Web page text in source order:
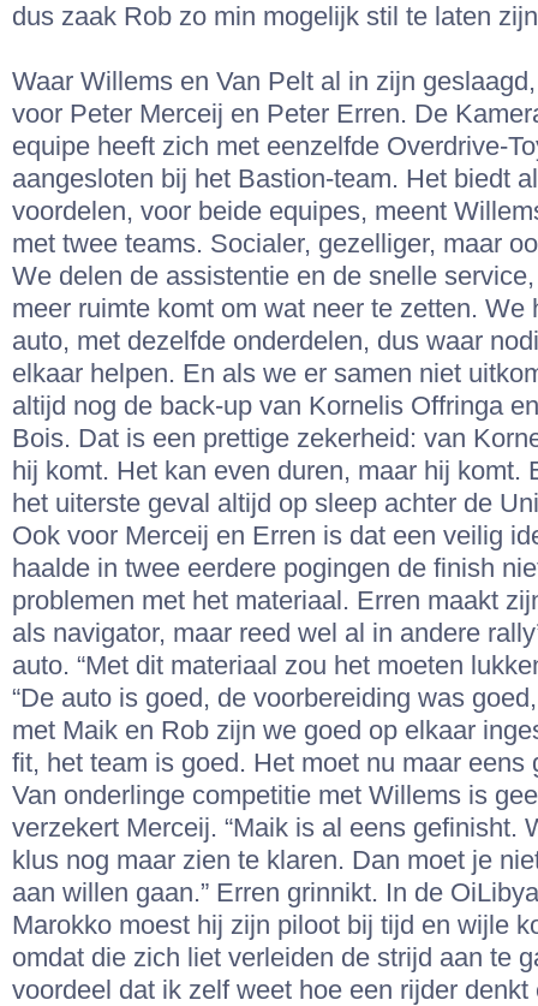
dus zaak Rob zo min mogelijk stil te laten
Waar Willems en Van Pelt al in zijn
voor Peter Merceij en Peter Erren. De
equipe heeft zich met eenzelfde Overdrive-
aangesloten bij het Bastion-team. Het biedt
voordelen, voor beide equipes, meent
met twee teams. Socialer, gezelliger, maar
We delen de assistentie en de snelle
meer ruimte komt om wat neer te zetten. We
auto, met dezelfde onderdelen, dus waar
elkaar helpen. En als we er samen niet
altijd nog de back-up van Kornelis Offringa
Bois. Dat is een prettige zekerheid: van
hij komt. Het kan even duren, maar hij komt.
het uiterste geval altijd op sleep achter de
Ook voor Merceij en Erren is dat een veilig
haalde in twee eerdere pogingen de finish
problemen met het materiaal. Erren maakt
als navigator, maar reed wel al in andere
auto. “Met dit materiaal zou het moeten
“De auto is goed, de voorbereiding was
met Maik en Rob zijn we goed op elkaar
fit, het team is goed. Het moet nu maar eens
Van onderlinge competitie met Willems is
verzekert Merceij. “Maik is al eens gefinisht.
klus nog maar zien te klaren. Dan moet je
aan willen gaan.” Erren grinnikt. In de
Marokko moest hij zijn piloot bij tijd en wijle
omdat die zich liet verleiden de strijd aan te
voordeel dat ik zelf weet hoe een rijder denkt